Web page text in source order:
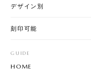
デザイン別
刻印可能
GUIDE
HOME